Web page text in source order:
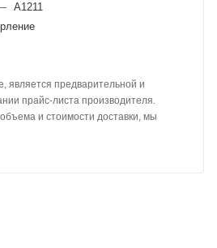
A1211
является предварительной и
прайс-листа производителя.
и стоимости доставки, мы